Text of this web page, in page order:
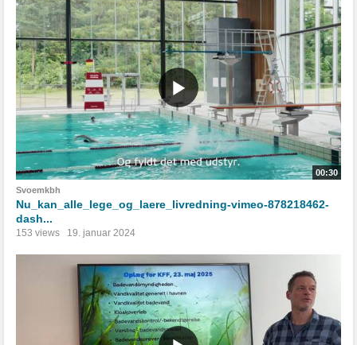
00:30
Svoemkbh
Nu_kan_alle_lege_og_laere_livredning-vimeo-878218462-
dash...
153 views 19. januar 2024